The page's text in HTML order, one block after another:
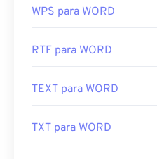
WPS para WORD
RTF para WORD
TEXT para WORD
TXT para WORD